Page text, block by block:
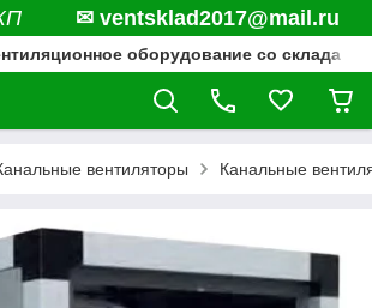
КП ✉ ventsklad2017@mail.ru
оборудование со склада
вентиляторы Канальные